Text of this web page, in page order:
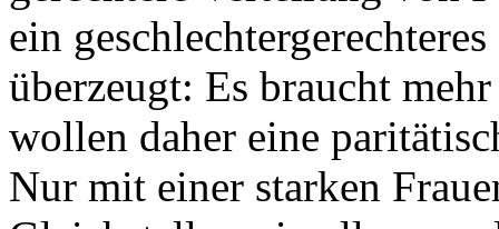
ein
überzeugt: Es braucht
wollen daher eine
Nur mit einer starken